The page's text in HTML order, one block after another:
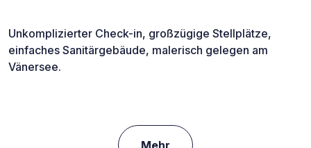
Unkomplizierter Check-in, großzügige Stellplätze,
einfaches Sanitärgebäude, malerisch gelegen am
Vänersee.